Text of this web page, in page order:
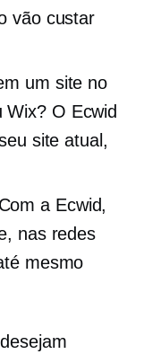
vão custar
um site no
O Ecwid
site atual,
Com a Ecwid,
nas redes
mesmo